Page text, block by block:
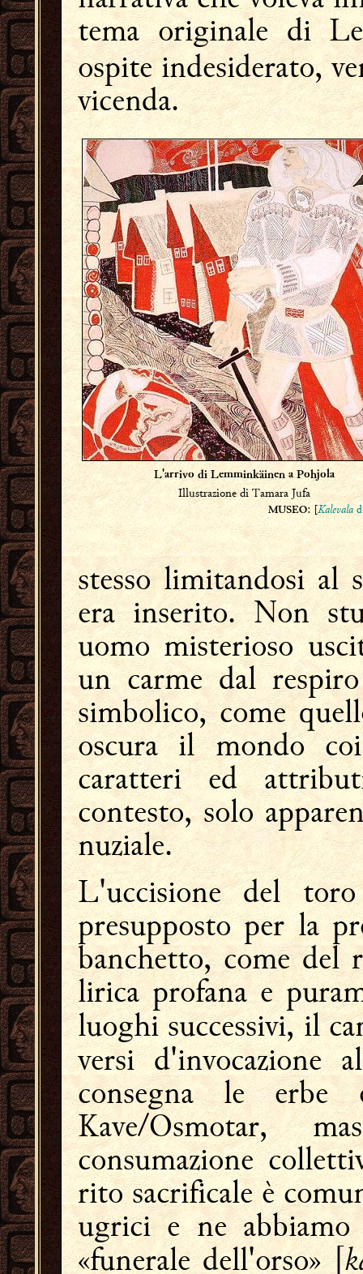
tema originale di
ospite indesiderato,
vicenda.
L'arrivo di Lemminkäinen a Pohjola
Illustrazione di Tamara Jufa
MUSEO: [Kalevala
stesso limitandosi al
era inserito. Non
uomo misterioso
un carme dal
simbolico, come
oscura il mondo
caratteri ed
contesto, solo
nuziale.
L'uccisione del
presupposto per la
banchetto, come del
lirica profana e
luoghi successivi, il
versi d'invocazione
consegna le
Kave/Osmotar,
consumazione
rito sacrificale è
ugrici e ne
«funerale dell'orso» [